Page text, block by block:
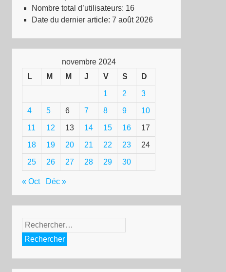
Nombre total d’utilisateurs: 16
Date du dernier article: 7 août 2026
novembre 2024
L
M M J V S D
1 2 3
4 5 6 7 8 9 10
11 12 13 14 15 16 17
18 19 20 21 22 23 24
25 26 27 28 29 30
« Oct Déc »
Rechercher :